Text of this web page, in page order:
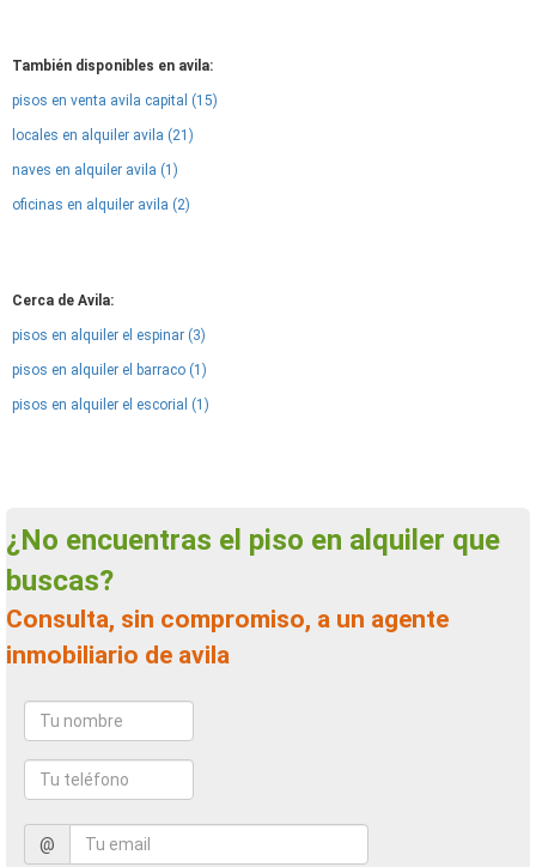
También disponibles en avila:
pisos en venta avila capital (15)
locales en alquiler avila (21)
naves en alquiler avila (1)
oficinas en alquiler avila (2)
Cerca de Avila:
pisos en alquiler el espinar (3)
pisos en alquiler el barraco (1)
pisos en alquiler el escorial (1)
¿No encuentras el piso en alquiler que
buscas?
Consulta, sin compromiso, a un agente
inmobiliario de avila
@